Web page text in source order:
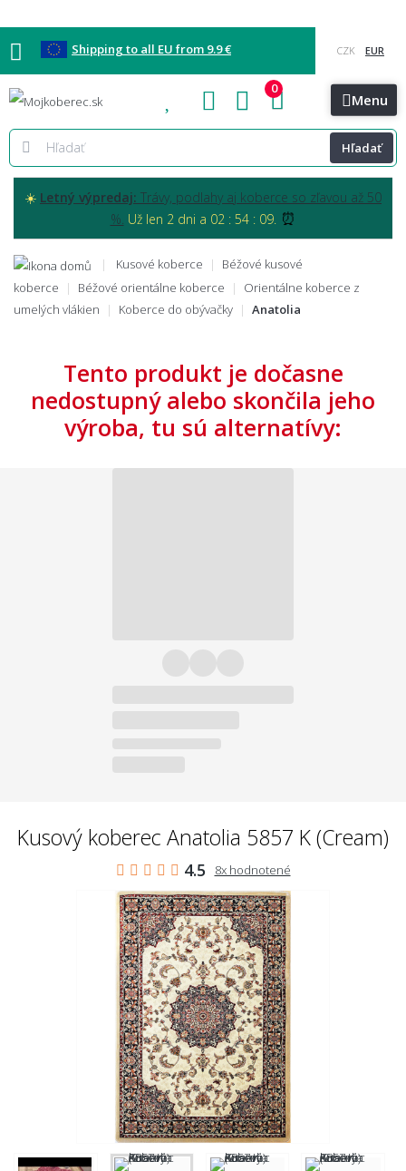
Shipping to all EU from 9.9 €
Blog Kontakt Menu
Hľadať
0
☀️ Letný výpredaj: Trávy, podlahy aj koberce so zľavou až 50
%. Už len 2 dni a 02 : 54 : 08. ⏰
Kusové koberce
Béžové kusové
koberce
Béžové orientálne koberce
Orientálne koberce z
umelých vlákien
Koberce do obývačky Anatolia
Tento produkt je dočasne
nedostupný alebo skončila jeho
výroba, tu sú alternatívy:
Kusový koberec Anatolia 5857 K (Cream)
4.5 8x hodnotené